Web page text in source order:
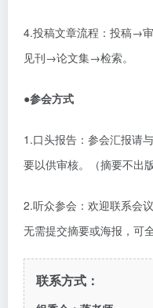
4.投稿文章流程：投稿
见刊→论文集→检索。
●参会方式
1.口头报告：参会汇报请
要以供审核。（摘要不出版
2.听众参会：欢迎联系会
无需提交摘要或海报，可
联系方式：